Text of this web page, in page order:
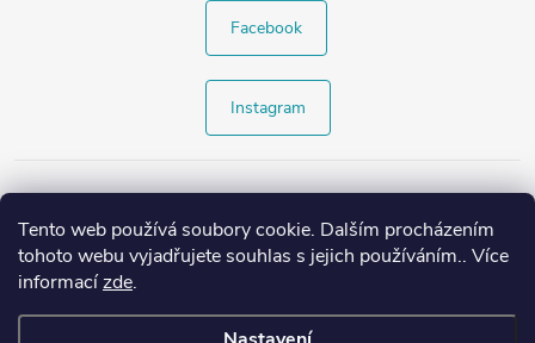
Tento web používá soubory cookie. Dalším procházením
tohoto webu vyjadřujete souhlas s jejich používáním.. Více
informacízde.
Facebook
Instagram